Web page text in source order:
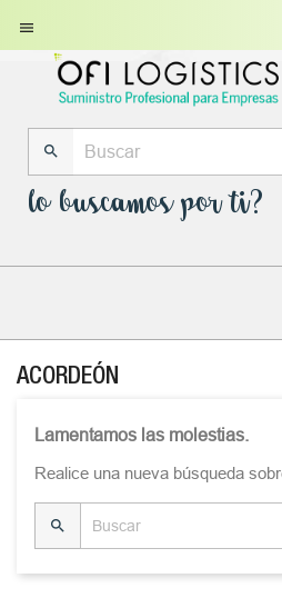


lo buscamos por ti?
ACORDEÓN
Lamentamos las molestias.
Realice una nueva búsqueda
